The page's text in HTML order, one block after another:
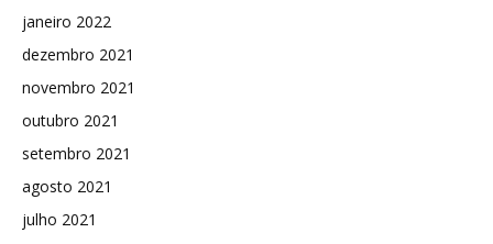
janeiro 2022
dezembro 2021
novembro 2021
outubro 2021
setembro 2021
agosto 2021
julho 2021